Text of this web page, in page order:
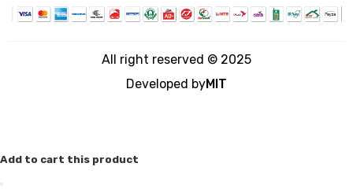
All right reserved © 2025
Developed byMIT
Add to cart this product